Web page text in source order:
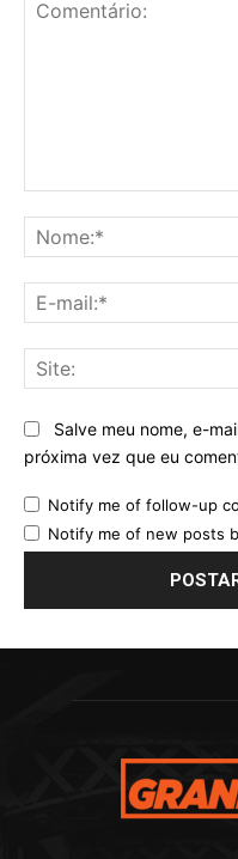
Salve meu nome, e-
próxima vez que eu
Notify me of follow-up
Notify me of new posts